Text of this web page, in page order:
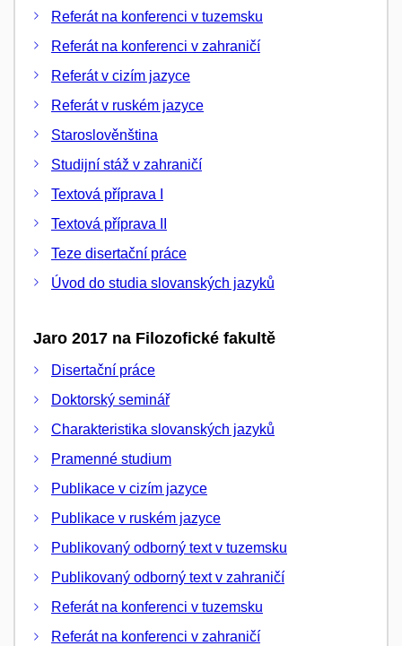
Referát na konferenci v tuzemsku
Referát na konferenci v zahraničí
Referát v cizím jazyce
Referát v ruském jazyce
Staroslověnština
Studijní stáž v zahraničí
Textová příprava I
Textová příprava II
Teze disertační práce
Úvod do studia slovanských jazyků
Jaro 2017 na Filozofické fakultě
Disertační práce
Doktorský seminář
Charakteristika slovanských jazyků
Pramenné studium
Publikace v cizím jazyce
Publikace v ruském jazyce
Publikovaný odborný text v tuzemsku
Publikovaný odborný text v zahraničí
Referát na konferenci v tuzemsku
Referát na konferenci v zahraničí